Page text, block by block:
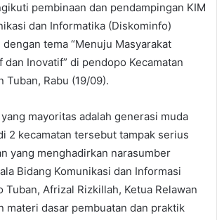
l
pembinaan dan pendampingan KIM
dan Informatika (Diskominfo)
tema “Menuju Masyarakat
dan Inovatif” di pendopo Kecamatan
Tuban, Rabu (19/09).
mayoritas adalah generasi muda
2 kecamatan tersebut tampak serius
yang menghadirkan narasumber
Bidang Komunikasi dan Informasi
Tuban, Afrizal Rizkillah, Ketua Relawan
materi dasar pembuatan dan praktik